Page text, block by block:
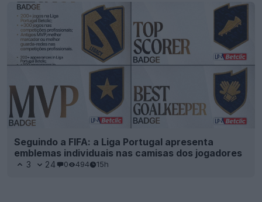
Seguindo a FIFA: a Liga Portugal apresenta
emblemas individuais nas camisas dos jogadores
3 24 0 494 15h